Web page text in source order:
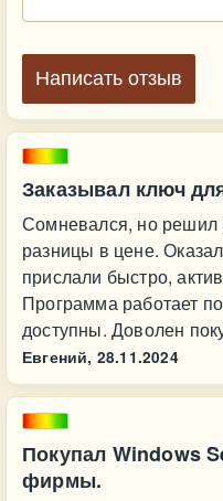
Заказывал ключ
Сомневался, но решил
разницы в цене.
прислали быстро,
Программа работает
доступны. Доволен
Евгений, 28.11.2024
Покупал Windows
фирмы.
Написать отзыв